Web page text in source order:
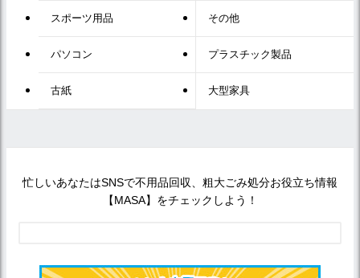
スポーツ用品 その他
パソコン プラスチック製品
古紙 大型家具
忙しいあなたはSNSで不用品回収、粗大ごみ処分お役立ち情報
【MASA】をチェックしよう！